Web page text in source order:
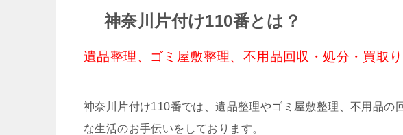
神奈川片付け110番とは？
遺品整理、ゴミ屋敷整理、不用品回収・処分・買取
神奈川片付け110番では、遺品整理やゴミ屋敷整理、不用品の
な生活のお手伝いをしております。